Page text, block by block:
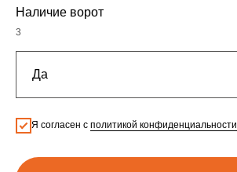
Наличие ворот
3
Я согласен с политикой конфиденциальности